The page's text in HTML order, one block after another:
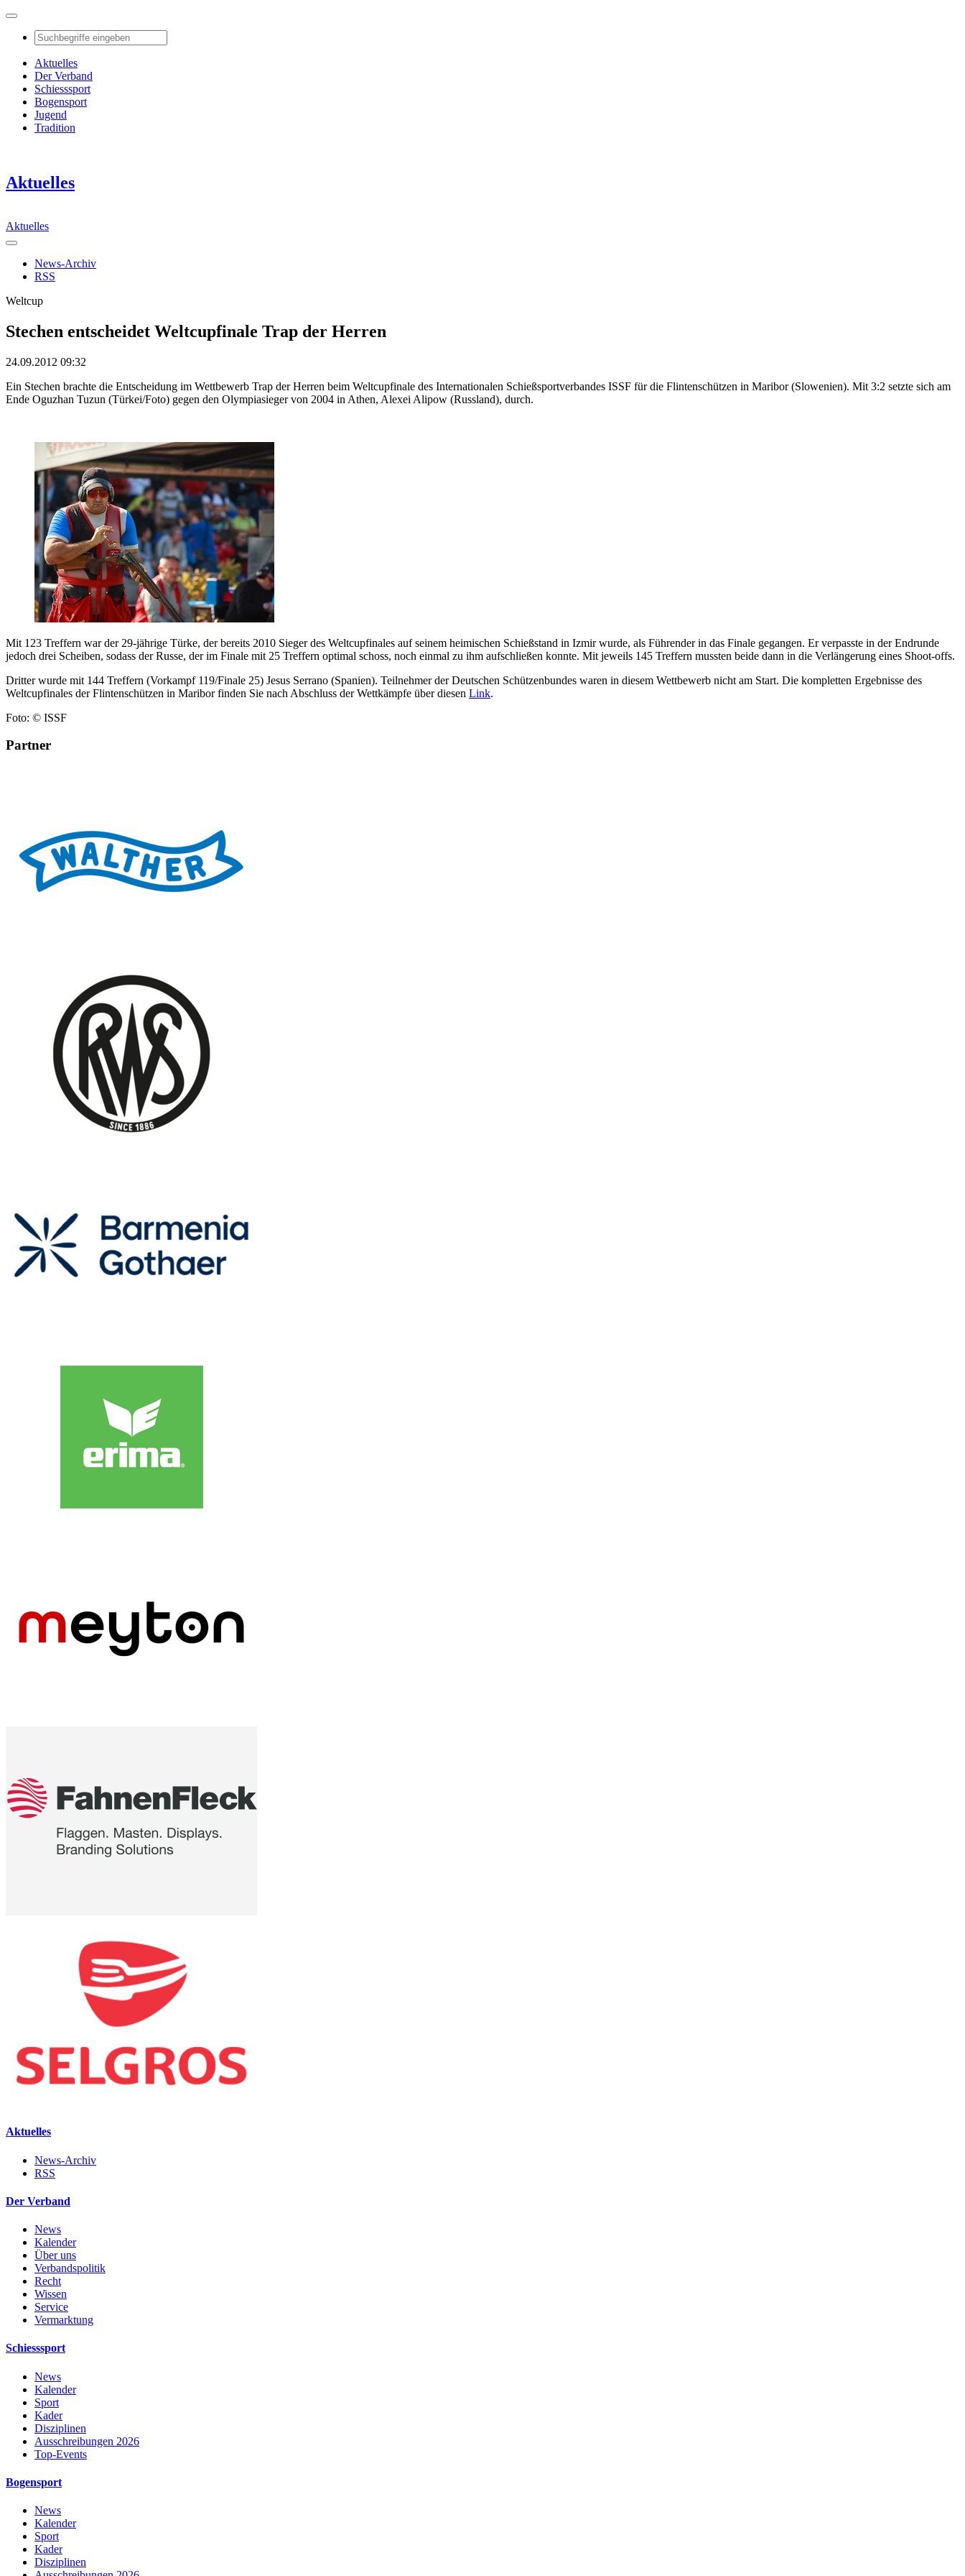
Aktuelles
Der Verband
Schiesssport
Bogensport
Jugend
Tradition
Aktuelles
Aktuelles
News-Archiv
RSS
Weltcup
Stechen entscheidet Weltcupfinale Trap der Herren
24.09.2012 09:32
Ein Stechen brachte die Entscheidung im Wettbewerb Trap der Herren beim Weltcupfinale des Internationalen Schießsportverbandes ISSF für die Flintenschützen in Maribor (Slowenien). Mit 3:2 setzte sich am
Ende Oguzhan Tuzun (Türkei/Foto) gegen den Olympiasieger von 2004 in Athen, Alexei Alipow (Russland), durch.
Mit 123 Treffern war der 29-jährige Türke, der bereits 2010 Sieger des Weltcupfinales auf seinem heimischen Schießstand in Izmir wurde, als Führender in das Finale gegangen. Er verpasste in der Endrunde
jedoch drei Scheiben, sodass der Russe, der im Finale mit 25 Treffern optimal schoss, noch einmal zu ihm aufschließen konnte. Mit jeweils 145 Treffern mussten beide dann in die Verlängerung eines Shoot-offs.
Dritter wurde mit 144 Treffern (Vorkampf 119/Finale 25) Jesus Serrano (Spanien). Teilnehmer der Deutschen Schützenbundes waren in diesem Wettbewerb nicht am Start. Die kompletten Ergebnisse des
Weltcupfinales der Flintenschützen in Maribor finden Sie nach Abschluss der Wettkämpfe über diesen Link.
Foto: © ISSF
Partner
Aktuelles
News-Archiv
RSS
Der Verband
News
Kalender
Über uns
Verbandspolitik
Recht
Wissen
Service
Vermarktung
Schiesssport
News
Kalender
Sport
Kader
Disziplinen
Ausschreibungen 2026
Top-Events
Bogensport
News
Kalender
Sport
Kader
Disziplinen